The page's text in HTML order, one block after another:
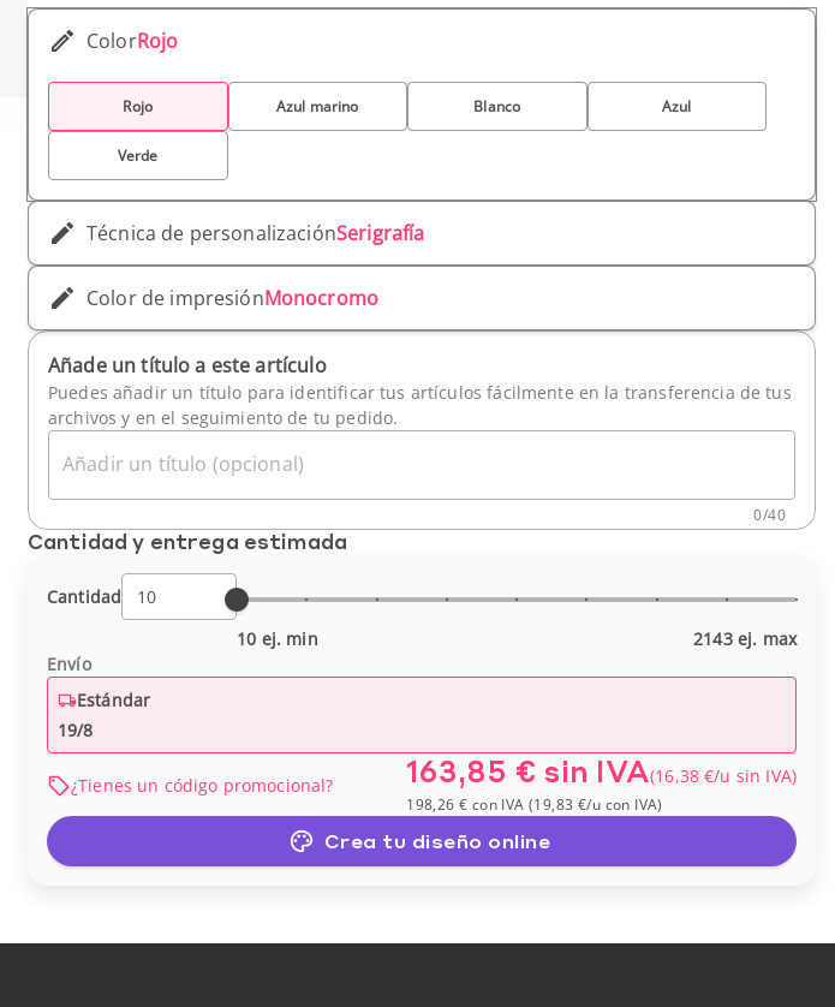
ColorRojo
Rojo Azul marino Blanco Azul
Verde
Técnica de personalizaciónSerigrafía
Color de impresiónMonocromo
Añade un título a este artículo
Puedes añadir un título para identificar tus artículos fácilmente en la transferencia de tus
archivos y en el seguimiento de tu pedido.
Añadir un título (opcional)
0/40
Cantidad y entrega estimada
Cantidad
10 ej. min
2143 ej. max
Envío
Estándar
19/8
¿Tienes un código promocional? 163,85 € sin IVA(16,38 €/u sin IVA)
198,26 € con IVA (19,83 €/u con IVA)
Crea tu diseño online